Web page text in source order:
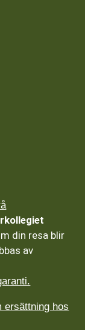
din resa blir
av
ersättning hos